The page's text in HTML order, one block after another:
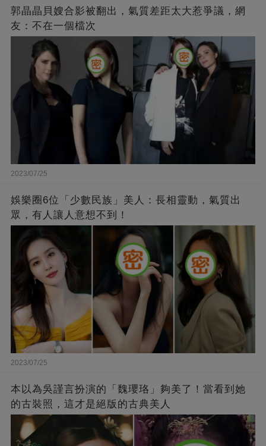
郭晶晶貝嫂合影被翻出，氣質差距太大惹爭議，網
友：不在一個檔次
2023/07/25
娛樂圈6位「少數民族」美人：長相靈動，氣質出
眾，有人讓人意想不到！
2023/07/25
本以為吳謹言扮演的「魏瓔珞」夠美了！當看到她
的古裝照，這才是絕版的古典美人